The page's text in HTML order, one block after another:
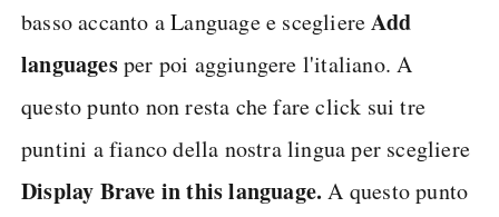
basso accanto a Language e scegliereAdd
languagesper poi aggiungere l'italiano. A
questo punto non resta che fare click sui tre
puntini a fianco della nostra lingua per scegliere
Display Brave in this language. A questo punto